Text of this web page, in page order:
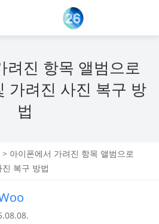
려진 항목 앨범으로
가려진 사진 복구 방
법
> 아이폰에서 가려진 항목 앨범으로
복구 방법